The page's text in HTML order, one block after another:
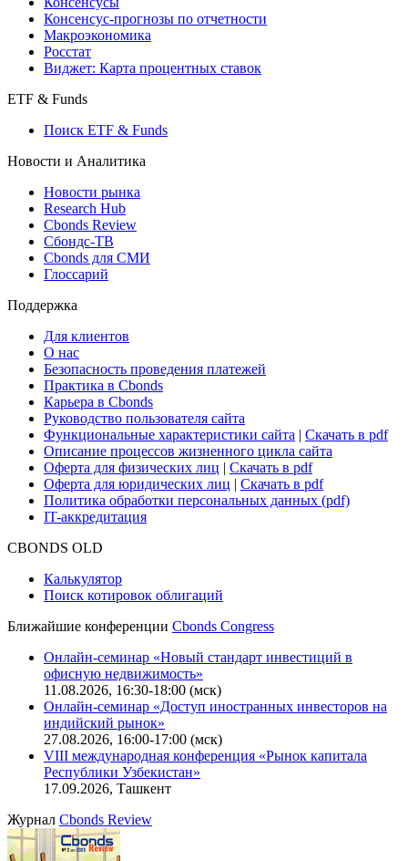
Консенсус-прогнозы по отчетности
Макроэкономика
Росстат
Виджет: Карта процентных ставок
ETF & Funds
Поиск ETF & Funds
Новости и Аналитика
Новости рынка
Research Hub
Cbonds Review
Сбондс-ТВ
Cbonds для СМИ
Глоссарий
Поддержка
Для клиентов
О нас
Безопасность проведения платежей
Практика в Cbonds
Карьера в Cbonds
Руководство пользователя сайта
Функциональные характеристики сайта | Скачать в pdf
Описание процессов жизненного цикла сайта
Оферта для физических лиц | Скачать в pdf
Оферта для юридических лиц | Скачать в pdf
Политика обработки персональных данных (pdf)
IT-аккредитация
CBONDS OLD
Калькулятор
Поиск котировок облигаций
Ближайшие конференции Cbonds Congress
Онлайн-семинар «Новый стандарт инвестиций в
офисную недвижимость»
11.08.2026, 16:30-18:00 (мск)
Онлайн-семинар «Доступ иностранных инвесторов на
индийский рынок»
27.08.2026, 16:00-17:00 (мск)
VIII международная конференция «Рынок капитала
Республики Узбекистан»
17.09.2026, Ташкент
Журнал Cbonds Review